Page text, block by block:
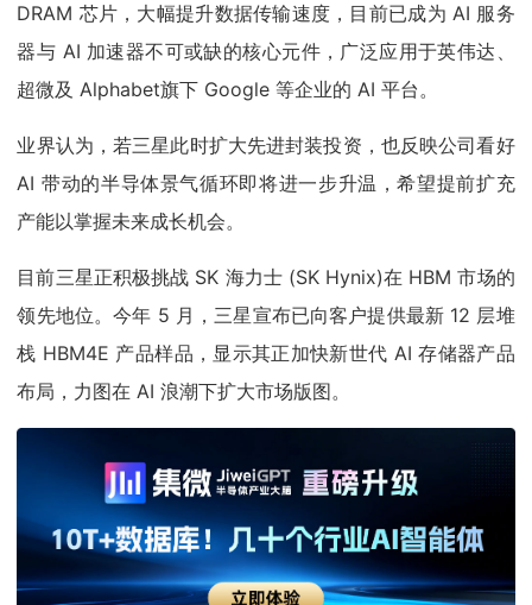
DRAM 芯片，大幅提升数据传输速度，目前已成为 AI 服务
器与 AI 加速器不可或缺的核心元件，广泛应用于英伟达、
超微及 Alphabet旗下 Google 等企业的 AI 平台。
业界认为，若三星此时扩大先进封装投资，也反映公司看好
AI 带动的半导体景气循环即将进一步升温，希望提前扩充
产能以掌握未来成长机会。
目前三星正积极挑战 SK 海力士 (SK Hynix)在 HBM 市场的
领先地位。今年 5 月，三星宣布已向客户提供最新 12 层堆
栈 HBM4E 产品样品，显示其正加快新世代 AI 存储器产品
布局，力图在 AI 浪潮下扩大市场版图。